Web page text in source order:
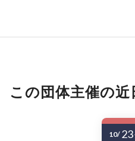
この団体主催の
10/ 23